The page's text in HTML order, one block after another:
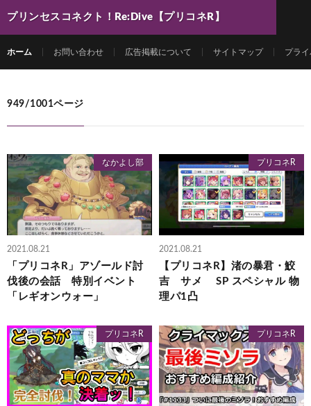
プリンセスコネクト！Re:Dive【プリコネR】
ホーム お問い合わせ 広告掲載について サイトマップ プラ
949/1001ページ
なかよし部
2021.08.21
「プリコネR」アゾールド討
伐後の会話 特別イベント
「レギオンウォー」
プリコネR
2021.08.21
【プリコネR】渚の暴君・鮫
吉 サメ SP スペシャル 物
理パ1凸
プリコネR プリコネR